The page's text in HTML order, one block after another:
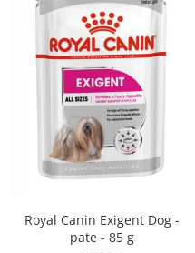
Royal Canin Exigent Dog -
pate - 85 g